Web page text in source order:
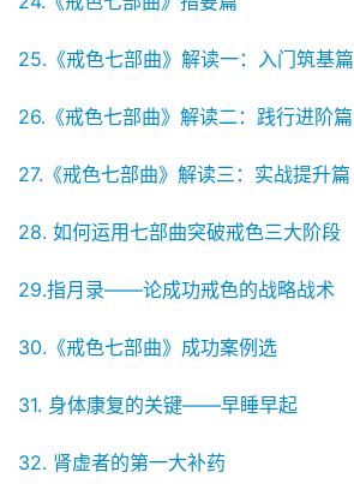
25.《戒色七部曲》解读一：入门筑基篇
26.《戒色七部曲》解读二：践行进阶篇
27.《戒色七部曲》解读三：实战提升篇
28. 如何运用七部曲突破戒色三大阶段
29.指月录——论成功戒色的战略战术
30.《戒色七部曲》成功案例选
31. 身体康复的关键——早睡早起
32. 肾虚者的第一大补药